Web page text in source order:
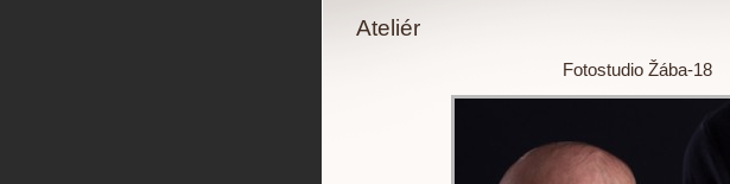
Ateliér
Fotostudio Žába-18